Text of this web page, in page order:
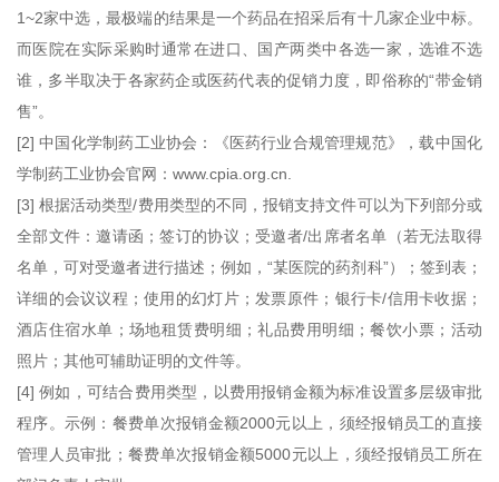
1~2家中选，最极端的结果是一个药品在招采后有十几家企业中标。
而医院在实际采购时通常在进口、国产两类中各选一家，选谁不选
谁，多半取决于各家药企或医药代表的促销力度，即俗称的“带金销
售”。
[2] 中国化学制药工业协会：《医药行业合规管理规范》，载中国化
学制药工业协会官网：www.cpia.org.cn.
[3] 根据活动类型/费用类型的不同，报销支持文件可以为下列部分或
全部文件：邀请函；签订的协议；受邀者/出席者名单（若无法取得
名单，可对受邀者进行描述；例如，“某医院的药剂科”）；签到表；
详细的会议议程；使用的幻灯片；发票原件；银行卡/信用卡收据；
酒店住宿水单；场地租赁费明细；礼品费用明细；餐饮小票；活动
照片；其他可辅助证明的文件等。
[4] 例如，可结合费用类型，以费用报销金额为标准设置多层级审批
程序。示例：餐费单次报销金额2000元以上，须经报销员工的直接
管理人员审批；餐费单次报销金额5000元以上，须经报销员工所在